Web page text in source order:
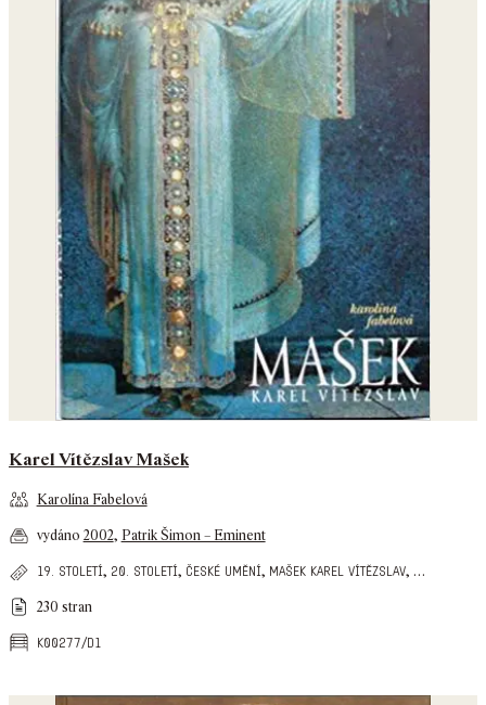
Karel Vítězslav Mašek
Karolína Fabelová
vydáno 2002, Patrik Šimon – Eminent
19. století, 20. století, české umění, mašek karel vítězslav, …
230 stran
k00277/d1